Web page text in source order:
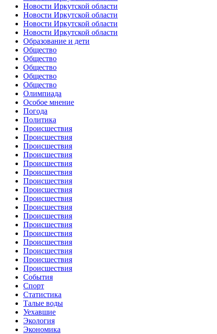
Новости Иркутской области
Новости Иркутской области
Новости Иркутской области
Новости Иркутской области
Образование и дети
Общество
Общество
Общество
Общество
Общество
Олимпиада
Особое мнение
Погода
Политика
Происшествия
Происшествия
Происшествия
Происшествия
Происшествия
Происшествия
Происшествия
Происшествия
Происшествия
Происшествия
Происшествия
Происшествия
Происшествия
Происшествия
Происшествия
Происшествия
Происшествия
События
Спорт
Статистика
Талые воды
Уехавшие
Экология
Экономика